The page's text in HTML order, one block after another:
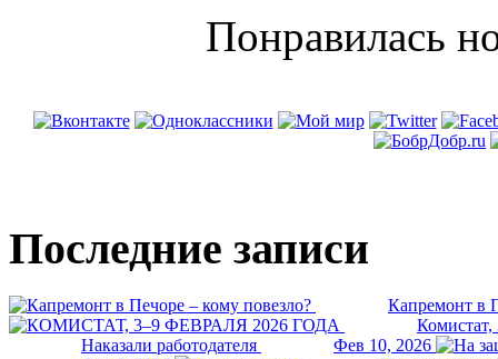
Понравилась
Последние записи
Капремонт в
Комистат,
Наказали работодателя
Фев 10, 2026